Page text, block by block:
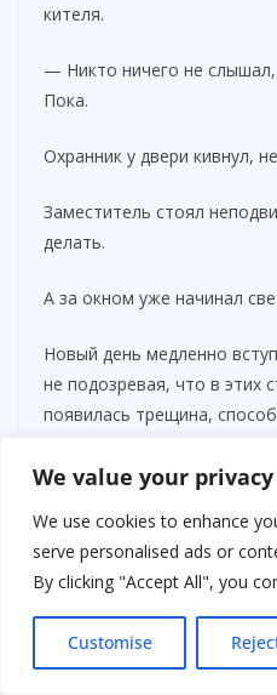
We value your privacy
We use cookies to enhance
serve personalised ads or
By clicking "Accept All", you
Customise
кителя.
— Никто ничего не
Пока.
Охранник у двери кивнул,
Заместитель стоял
делать.
А за окном уже начинал
Новый день медленно
не подозревая, что в этих
появилась трещина,